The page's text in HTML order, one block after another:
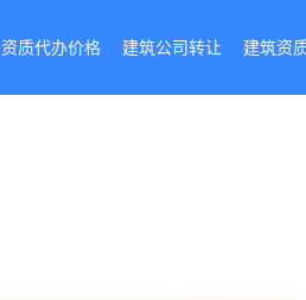
资质代办价格 建筑公司转让 建筑资